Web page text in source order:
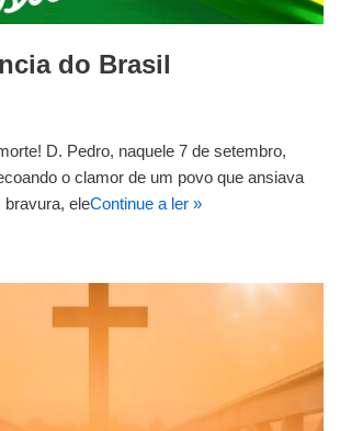
do Brasil
D. Pedro, naquele 7 de setembro,
o clamor de um povo que ansiava
bravura, eleContinue a ler »